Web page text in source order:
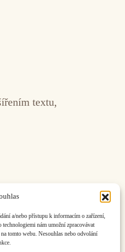
a/nebo přístupu k informacím o zařízení,
nám umožní zpracovávat
tomto webu. Nesouhlas nebo odvolání
textu,